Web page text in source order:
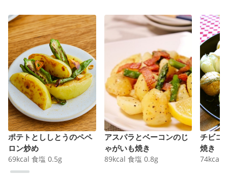
ポテトとししとうのペペ
ロン炒め
69kcal 食塩 0.5g
アスパラとベーコンのじ
ゃがいも焼き
89kcal 食塩 0.8g
チビコ
焼き
74kcal